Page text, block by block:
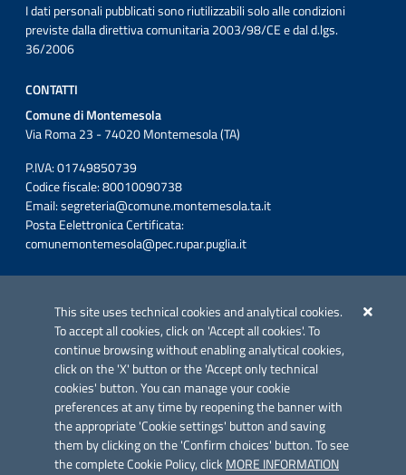
This site uses technical cookies and analytical cookies.
To accept all cookies, click on 'Accept all cookies'. To
continue browsing without enabling analytical cookies,
click on the 'X' button or the 'Accept only technical
cookies' button. You can manage your cookie
preferences at any time by reopening the banner with
the appropriate 'Cookie settings' button and saving
them by clicking on the 'Confirm choices' button. To see
the complete Cookie Policy, clickMORE INFORMATION
I dati personali pubblicati sono riutilizzabili solo alle condizioni
previste dalla direttiva comunitaria 2003/98/CE e dal d.lgs.
36/2006
CONTATTI
Comune di Montemesola
Via Roma 23 - 74020 Montemesola (TA)
P.IVA: 01749850739
Codice fiscale: 80010090738
Email:segreteria@comune.montemesola.ta.it
Posta Eelettronica Certificata:
comunemontemesola@pec.rupar.puglia.it
Azione 2.3.
Link utili
Informativa privacy